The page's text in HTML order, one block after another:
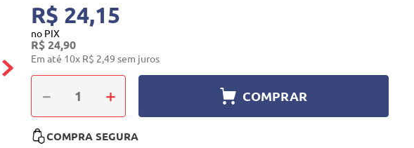
R$ 24,15
no PIX
R$24,90
Em até 10x R$ 2,49 sem juros
＋
－ COMPRAR
COMPRA SEGURA